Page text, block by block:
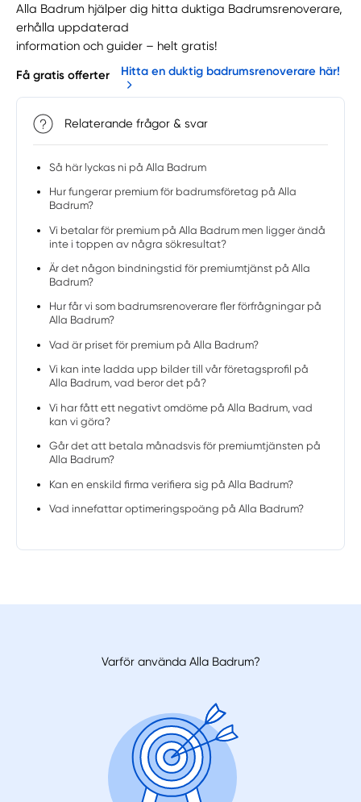
Alla Badrum hjälper dig hitta duktiga Badrumsrenoverare,
erhålla uppdaterad
information och guider – helt gratis!
Få gratis offerter Hitta en duktig badrumsrenoverare här!
Relaterande frågor & svar
Så här lyckas ni på Alla Badrum
Hur fungerar premium för badrumsföretag på Alla
Badrum?
Vi betalar för premium på Alla Badrum men ligger ändå
inte i toppen av några sökresultat?
Är det någon bindningstid för premiumtjänst på Alla
Badrum?
Hur får vi som badrumsrenoverare fler förfrågningar på
Alla Badrum?
Vad är priset för premium på Alla Badrum?
Vi kan inte ladda upp bilder till vår företagsprofil på
Alla Badrum, vad beror det på?
Vi har fått ett negativt omdöme på Alla Badrum, vad
kan vi göra?
Går det att betala månadsvis för premiumtjänsten på
Alla Badrum?
Kan en enskild firma verifiera sig på Alla Badrum?
Vad innefattar optimeringspoäng på Alla Badrum?
Varför använda Alla Badrum?